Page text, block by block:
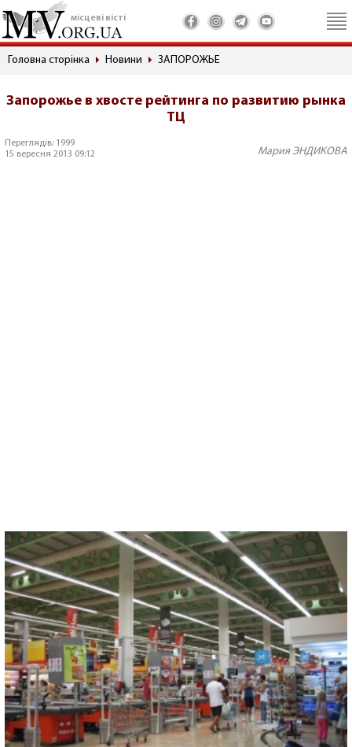
місцеві вісті
Головна сторінка Новини ЗАПОРОЖЬЕ
Запорожье в хвосте рейтинга по развитию рынка
ТЦ
Переглядів: 1999
15 вересня 2013 09:12
Мария ЭНДИКОВА